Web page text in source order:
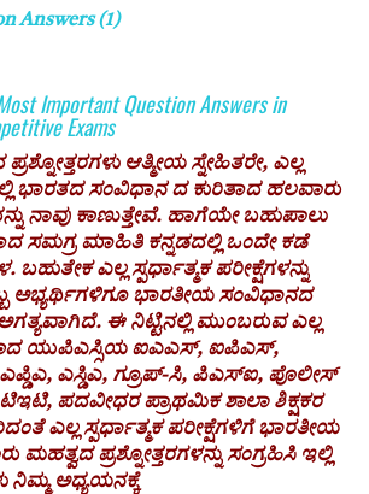
Answers(1)
Important Question Answers in
Exams
ಆತ್ಮೀಯ ಸ್ನೇಹಿತರೇ, ಎಲ್ಲ
ಭಾರತದ ಸಂವಿಧಾನ ದ ಕುರಿತಾದ ಹಲವಾರು
ನಾವು ಕಾಣುತ್ತೇವೆ. ಹಾಗೆಯೇ ಬಹುಪಾಲು
ಸಮಗ್ರ ಮಾಹಿತಿ ಕನ್ನಡದಲ್ಲಿ ಒಂದೇ ಕಡೆ
ಎಲ್ಲ ಸ್ಪರ್ಧಾತ್ಮಕ ಪರೀಕ್ಷೆಗಳನ್ನು
ಅಭ್ಯರ್ಥಿಗಳಿಗೂ ಭಾರತೀಯ ಸಂವಿಧಾನದ
ಅಗತ್ಯವಾಗಿದೆ. ಈ ನಿಟ್ಟಿನಲ್ಲಿ ಮುಂಬರುವ ಎಲ್ಲ
ಯುಪಿಎಸ್ಸಿಯ ಐಎಎಸ್, ಐಪಿಎಸ್,
ಎಸ್ಡಿಎ, ಗ್ರೂಪ್-ಸಿ, ಪಿಎಸ್ಐ, ಪೊಲೀಸ್
ಪದವೀಧರ ಪ್ರಾಥಮಿಕ ಶಾಲಾ ಶಿಕ್ಷಕರ
ಎಲ್ಲ ಸ್ಪರ್ಧಾತ್ಮಕ ಪರೀಕ್ಷೆಗಳಿಗೆ ಭಾರತೀಯ
ಪ್ರಶ್ನೋತ್ತರಗಳನ್ನು ಸಂಗ್ರಹಿಸಿ ಇಲ್ಲಿ
ನಿಮ್ಮ ಅಧ್ಯಯನಕ್ಕೆ